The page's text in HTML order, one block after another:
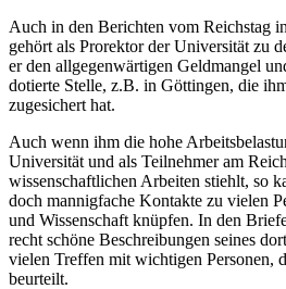
Auch in den Berichten vom Reichstag
gehört als Prorektor der Universität zu
er den allgegenwärtigen Geldmangel
dotierte Stelle, z.B. in Göttingen, die
zugesichert hat.
Auch wenn ihm die hohe
Universität und als Teilnehmer am
wissenschaftlichen Arbeiten stiehlt, so
doch mannigfache Kontakte zu vielen
und Wissenschaft knüpfen. In den
recht schöne Beschreibungen seines
vielen Treffen mit wichtigen Personen,
beurteilt.